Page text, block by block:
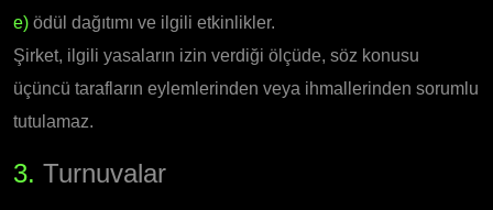
e) ödül dağıtımı ve ilgili etkinlikler.
Şirket, ilgili yasaların izin verdiği ölçüde, söz konusu
üçüncü tarafların eylemlerinden veya ihmallerinden sorumlu
tutulamaz.
3. Turnuvalar